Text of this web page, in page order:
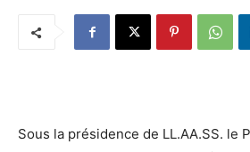
Sous la présidence de LL.AA.SS. le